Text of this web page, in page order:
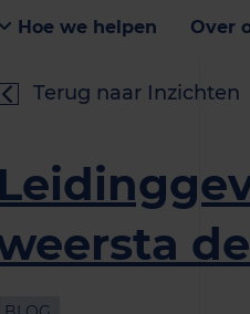
Hoe we helpen Over
Terug naar Inzichten